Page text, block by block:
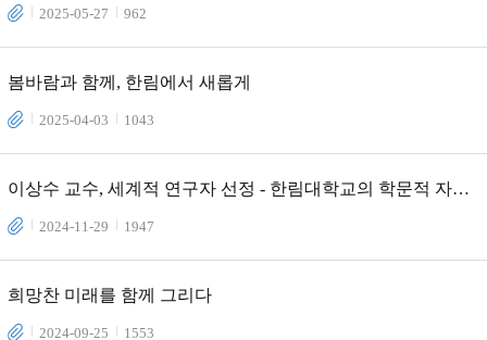
2025-05-27 962
봄바람과 함께, 한림에서 새롭게
2025-04-03 1043
이상수 교수, 세계적 연구자 선정 - 한림대학교의 학문적 자부
심
2024-11-29 1947
희망찬 미래를 함께 그리다
2024-09-25 1553